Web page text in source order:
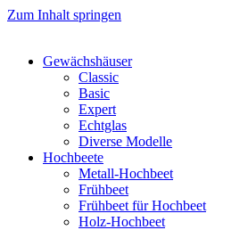
Zum Inhalt springen
Gewächshäuser
Classic
Basic
Expert
Echtglas
Diverse Modelle
Hochbeete
Metall-Hochbeet
Frühbeet
Frühbeet für Hochbeet
Holz-Hochbeet